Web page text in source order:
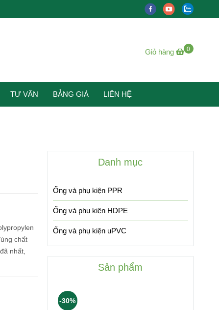
Giỏ hàng 0
TƯ VẤN BẢNG GIÁ LIÊN HỆ
chất
nhất,
Danh mục
Ống và phụ kiện PPR
Ống và phụ kiện HDPE
Ống và phụ kiện uPVC
Sản phẩm
-30%